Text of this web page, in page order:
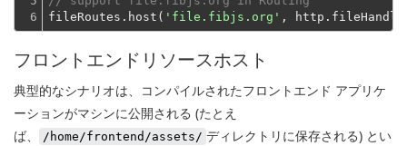
6
fileRoutes.host( 'file.fibjs.org'
フロントエンドリソースホスト
典型的なシナリオは、コンパイルされたフロントエンド アプリケ
ーションがマシンに公開される (たとえ
ば、
/home/frontend/assets/ ディレクトリに保存される) とい